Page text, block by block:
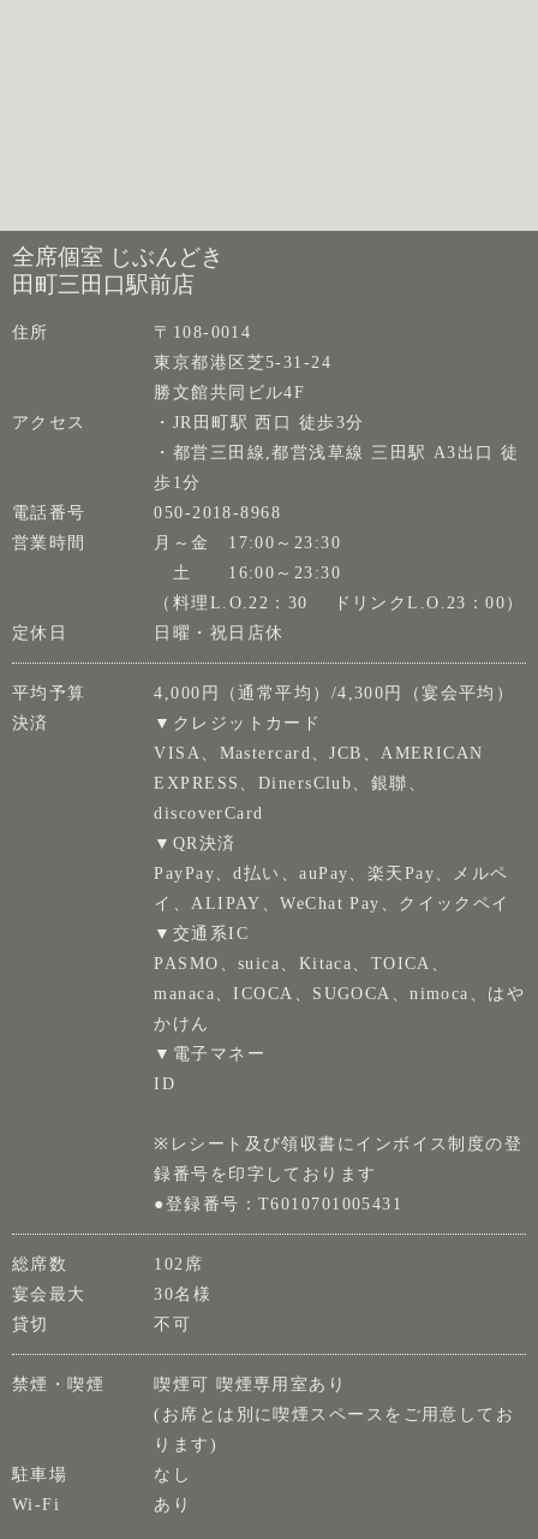
全席個室 じぶんどき
田町三田口駅前店
住所
〒108-0014
東京都港区芝5-31-24
勝文館共同ビル4F
アクセス
・JR田町駅 西口 徒歩3分
・都営三田線,都営浅草線 三田駅 A3出口 徒
歩1分
電話番号
050-2018-8968
営業時間
月～金 17:00～23:30
土 16:00～23:30
（料理L.O.22：30 ドリンクL.O.23：00）
定休日
日曜・祝日店休
平均予算
4,000円（通常平均）/4,300円（宴会平均）
決済
▼クレジットカード
VISA、Mastercard、JCB、AMERICAN
EXPRESS、DinersClub、銀聯、
discoverCard
▼QR決済
PayPay、d払い、auPay、楽天Pay、メルペ
イ、ALIPAY、WeChat Pay、クイックペイ
▼交通系IC
PASMO、suica、Kitaca、TOICA、
manaca、ICOCA、SUGOCA、nimoca、はや
かけん
▼電子マネー
ID
※レシート及び領収書にインボイス制度の登
録番号を印字しております
●登録番号：T6010701005431
総席数
102席
宴会最大
30名様
貸切
不可
禁煙・喫煙
喫煙可 喫煙専用室あり
(お席とは別に喫煙スペースをご用意してお
ります)
駐車場
なし
Wi-Fi
あり